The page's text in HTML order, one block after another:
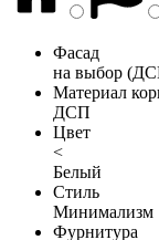
Фасад
на выбор
Материал
ДСП
Цвет
<
Белый
Стиль
Минимализм
Фурнитура